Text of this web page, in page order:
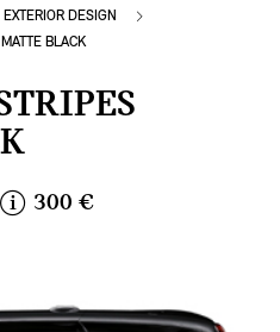
EXTERIOR DESIGN
BLACK
300 €